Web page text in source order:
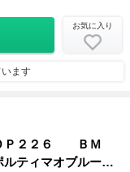
お気に入り
ます
Ｐ２２６ ＢＭ
ルティマオブルー